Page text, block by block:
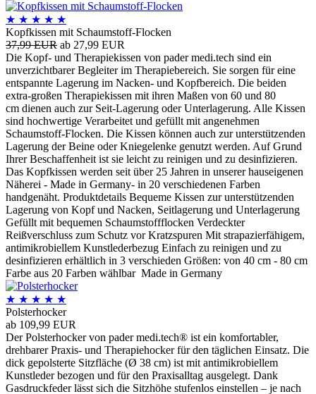
★ ★ ★ ★ ★
Kopfkissen mit Schaumstoff-Flocken
37,99 EUR ab 27,99 EUR
Die Kopf- und Therapiekissen von pader medi.tech sind ein
unverzichtbarer Begleiter im Therapiebereich. Sie sorgen für eine
entspannte Lagerung im Nacken- und Kopfbereich. Die beiden
extra-großen Therapiekissen mit ihren Maßen von 60 und 80
cm dienen auch zur Seit-Lagerung oder Unterlagerung. Alle Kissen
sind hochwertige Verarbeitet und gefüllt mit angenehmen
Schaumstoff-Flocken. Die Kissen können auch zur unterstützenden
Lagerung der Beine oder Kniegelenke genutzt werden. Auf Grund
Ihrer Beschaffenheit ist sie leicht zu reinigen und zu desinfizieren.
Das Kopfkissen werden seit über 25 Jahren in unserer hauseigenen
Näherei - Made in Germany- in 20 verschiedenen Farben
handgenäht. Produktdetails Bequeme Kissen zur unterstützenden
Lagerung von Kopf und Nacken, Seitlagerung und Unterlagerung
Gefüllt mit bequemen Schaumstoffflocken Verdeckter
Reißverschluss zum Schutz vor Kratzspuren Mit strapazierfähigem,
antimikrobiellem Kunstlederbezug Einfach zu reinigen und zu
desinfizieren erhältlich in 3 verschieden Größen: von 40 cm - 80 cm
Farbe aus 20 Farben wählbar Made in Germany
★ ★ ★ ★ ★
Polsterhocker
ab 109,99 EUR
Der Polsterhocker von pader medi.tech® ist ein komfortabler,
drehbarer Praxis- und Therapiehocker für den täglichen Einsatz. Die
dick gepolsterte Sitzfläche (Ø 38 cm) ist mit antimikrobiellem
Kunstleder bezogen und für den Praxisalltag ausgelegt. Dank
Gasdruckfeder lässt sich die Sitzhöhe stufenlos einstellen – je nach